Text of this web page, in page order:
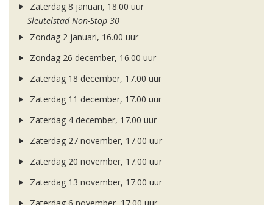
Zaterdag 8 januari, 18.00 uur
Sleutelstad Non-Stop 30
Zondag 2 januari, 16.00 uur
Zondag 26 december, 16.00 uur
Zaterdag 18 december, 17.00 uur
Zaterdag 11 december, 17.00 uur
Zaterdag 4 december, 17.00 uur
Zaterdag 27 november, 17.00 uur
Zaterdag 20 november, 17.00 uur
Zaterdag 13 november, 17.00 uur